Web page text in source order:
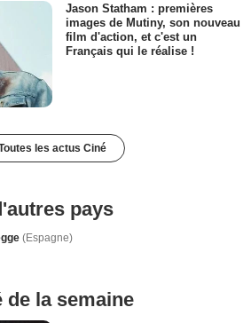
Jason Statham : premières
images de Mutiny, son nouveau
film d'action, et c'est un
Français qui le réalise !
les actus Ciné
pays
(Espagne)
de la semaine